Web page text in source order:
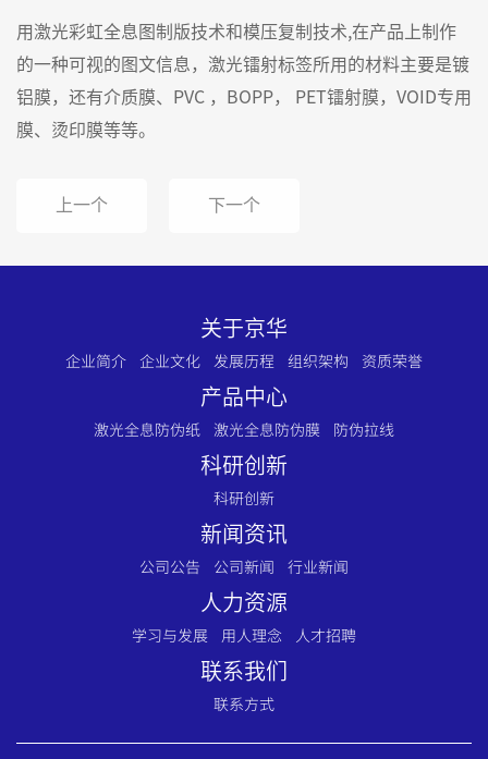
用激光彩虹全息图制版技术和模压复制技术,在产品上制作
的一种可视的图文信息，激光镭射标签所用的材料主要是镀
铝膜，还有介质膜、PVC ，BOPP， PET镭射膜，VOID专用
膜、烫印膜等等。
上一个 下一个
关于京华
企业简介 企业文化 发展历程 组织架构
资质荣誉
产品中心
激光全息防伪纸 激光全息防伪膜
防伪拉线
科研创新
科研创新
新闻资讯
公司公告
公司新闻
行业新闻
人力资源
学习与发展
用人理念
人才招聘
联系我们
联系方式